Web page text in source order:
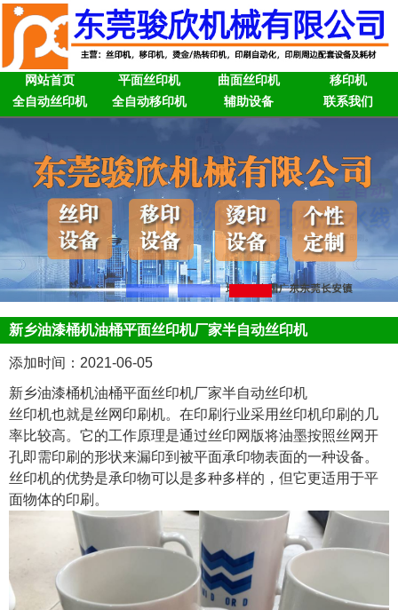
网站首页 平面丝印机 曲面丝印机
移印机
全自动丝印机
全自动移印机 辅助设备 联系我们
新乡油漆桶机油桶平面丝印机厂家半自动丝印机
添加时间：2021-06-05
新乡油漆桶机油桶平面丝印机厂家半自动丝印机
丝印机也就是丝网印刷机。在印刷行业采用丝印机印刷的几
率比较高。它的工作原理是通过丝印网版将油墨按照丝网开
孔即需印刷的形状来漏印到被平面承印物表面的一种设备。
丝印机的优势是承印物可以是多种多样的，但它更适用于平
面物体的印刷。